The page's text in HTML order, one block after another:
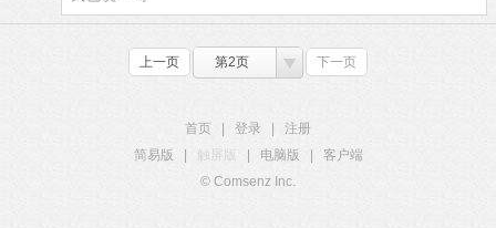
上一页 第2页 下一页
首页 登录
注册
简易版
触屏版 电脑版
客户端
© Comsenz Inc.